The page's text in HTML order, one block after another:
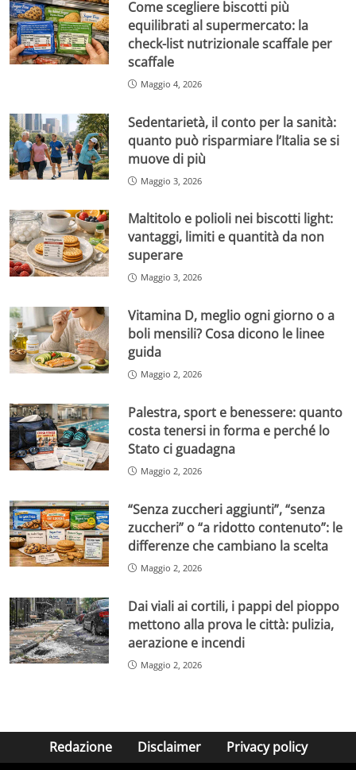
Come scegliere biscotti più
equilibrati al supermercato: la
check-list nutrizionale scaffale per
scaffale
Maggio 4, 2026
Sedentarietà, il conto per la sanità:
quanto può risparmiare l’Italia se si
muove di più
Maggio 3, 2026
Maltitolo e polioli nei biscotti light:
vantaggi, limiti e quantità da non
superare
Maggio 3, 2026
Vitamina D, meglio ogni giorno o a
boli mensili? Cosa dicono le linee
guida
Maggio 2, 2026
Palestra, sport e benessere: quanto
costa tenersi in forma e perché lo
Stato ci guadagna
Maggio 2, 2026
“Senza zuccheri aggiunti”, “senza
zuccheri” o “a ridotto contenuto”: le
differenze che cambiano la scelta
Maggio 2, 2026
Dai viali ai cortili, i pappi del pioppo
mettono alla prova le città: pulizia,
aerazione e incendi
Maggio 2, 2026
Redazione Disclaimer Privacy policy